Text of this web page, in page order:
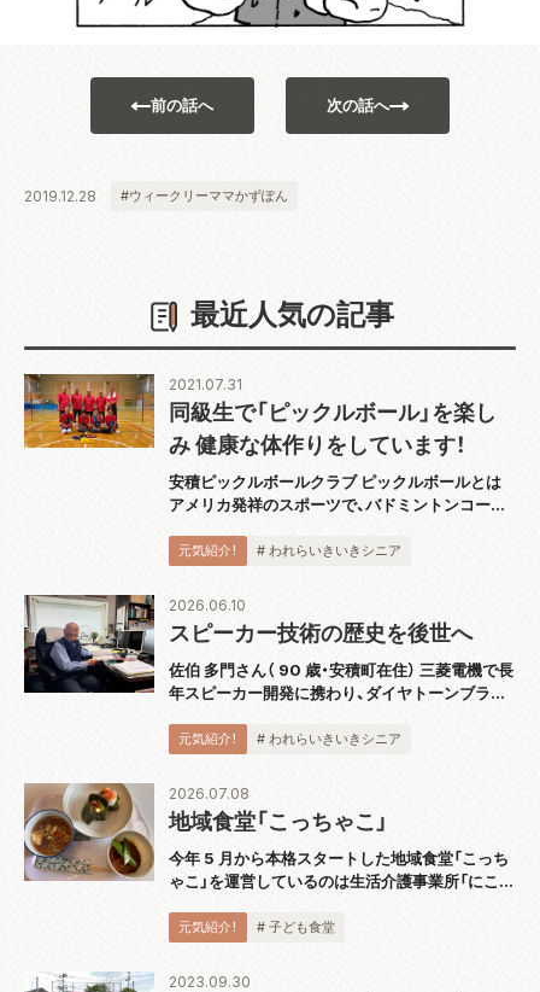
前の話へ 次の話へ
2019.12.28 #ウィークリーママかずぽん
最近人気の記事
同級生で「ピックルボール」を楽し
み 健康な体作りをしています！
安積ピックルボールクラブ ピックルボールとは
アメリカ発祥のスポーツで、バドミントンコート
ケットを使用し、穴あきのプラスチックボールを
激...
元気紹介！ # われらいきいきシニア
2021.07.31
スピーカー技術の歴史を後世へ
佐伯 多門さん（ 90 歳・安積町在住） 三菱電機で長
年スピーカー開発に携わり、ダイヤトーンブラン
に『スピーカー技術の 100 年』完結巻を出版し、
元気紹介！ # われらいきいきシニア
2026.06.10
地域食堂「こっちゃこ」
今年 5 月から本格スタートした地域食堂「こっち
ゃこ」を運営しているのは生活介護事業所「にこっ
い者の通所障がい福祉サービスを提供しているの
元気紹介！ # 子ども食堂
2026.07.08
2023.09.30